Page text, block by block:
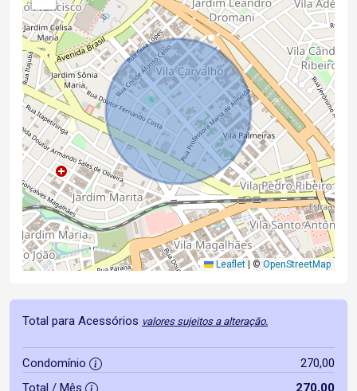
Leaflet | ©OpenStreetMap
Total para Acessórios valores sujeitos a alteração.
Condomínio
270,00
Total / Mês
270,00